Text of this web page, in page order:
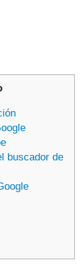
buscador de